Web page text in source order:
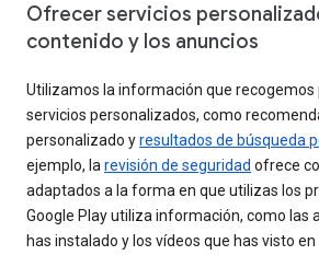
Ofrecer servicios
contenido y los anuncios
Utilizamos la información que
servicios personalizados, como
personalizado yresultados de búsqueda
ejemplo, la revisión de seguridad ofrece
adaptados a la forma en que utilizas los
Google Play utiliza información, como las
has instalado y los vídeos que has visto